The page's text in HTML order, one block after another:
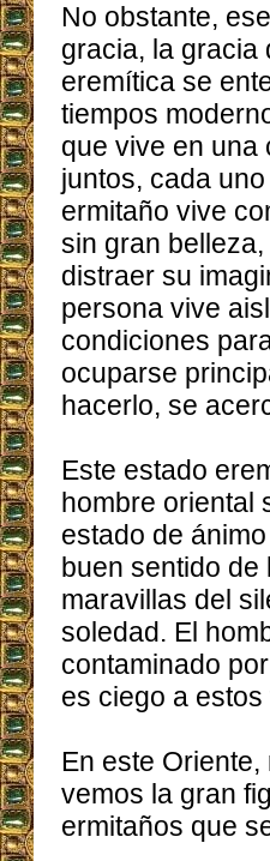
No obstante,
gracia, la gracia
eremítica se
tiempos
que vive en una
juntos, cada
ermitaño vive
sin gran
distraer su
persona vive
condiciones
ocuparse
hacerlo, se
Este estado
hombre oriental
estado de
buen sentido de
maravillas del
soledad. El
contaminado
es ciego a
En este
vemos la gran
ermitaños que